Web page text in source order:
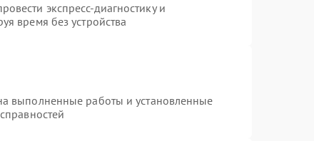
экспресс-диагностику и
время без устройства
выполненные работы и установленные